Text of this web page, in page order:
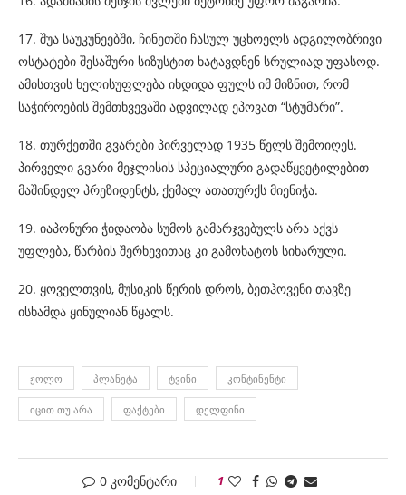
17. შუა საუკუნეებში, ჩინეთში ჩასულ უცხოელს ადგილობრივი
ოსტატები შესაშური სიზუსტით ხატავდნენ სრულიად უფასოდ.
ამისთვის ხელისუფლება იხდიდა ფულს იმ მიზნით, რომ
საჭიროების შემთხვევაში ადვილად ეპოვათ “სტუმარი”.
18. თურქეთში გვარები პირველად 1935 წელს შემოიღეს.
პირველი გვარი მეჯლისის სპეციალური გადაწყვეტილებით
მაშინდელ პრეზიდენტს, ქემალ ათათურქს მიენიჭა.
19. იაპონური ჭიდაობა სუმოს გამარჯვებულს არა აქვს
უფლება, წარბის შერხევითაც კი გამოხატოს სიხარული.
20. ყოველთვის, მუსიკის წერის დროს, ბეთჰოვენი თავზე
ისხამდა ყინულიან წყალს.
ᲟᲝᲚᲝ ᲞᲚᲐᲜᲔᲢᲐ ᲢᲕᲘᲜᲘ ᲙᲝᲜᲢᲘᲜᲔᲜᲢᲘ
ᲘᲪᲘᲗ ᲗᲣ ᲐᲠᲐ ᲤᲐᲥᲢᲔᲑᲘ ᲓᲔᲚᲤᲘᲜᲘ
0 კომენტარი 1